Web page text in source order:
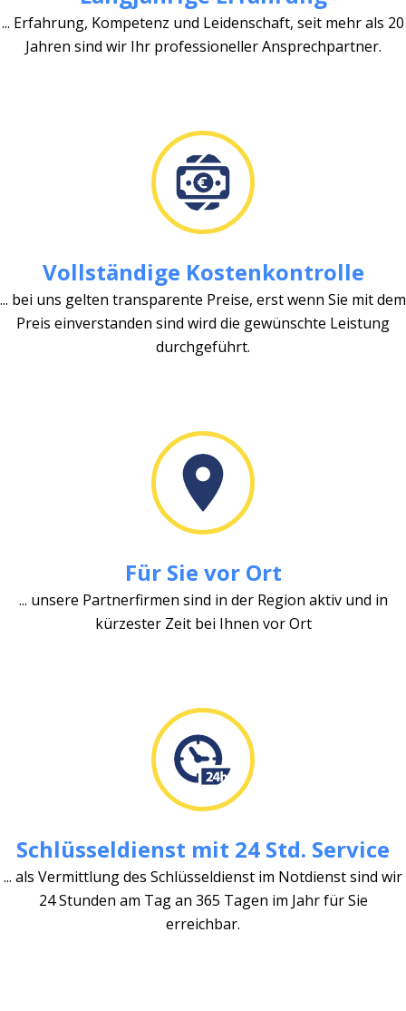
... Erfahrung, Kompetenz und Leidenschaft, seit mehr als 20
Jahren sind wir Ihr professioneller Ansprechpartner.
Vollständige Kostenkontrolle
... bei uns gelten transparente Preise, erst wenn Sie mit dem
Preis einverstanden sind wird die gewünschte Leistung
durchgeführt.
Für Sie vor Ort
... unsere Partnerfirmen sind in der Region aktiv und in
kürzester Zeit bei Ihnen vor Ort
Schlüsseldienst mit 24 Std. Service
... als Vermittlung des Schlüsseldienst im Notdienst sind wir
24 Stunden am Tag an 365 Tagen im Jahr für Sie
erreichbar.